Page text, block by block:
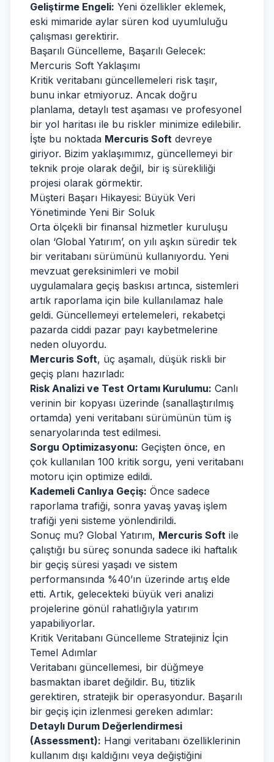
Geliştirme Engeli: Yeni özellikler eklemek,
eski mimaride aylar süren kod uyumluluğu
çalışması gerektirir.
Başarılı Güncelleme, Başarılı Gelecek:
Mercuris Soft Yaklaşımı
Kritik veritabanı güncellemeleri risk taşır,
bunu inkar etmiyoruz. Ancak doğru
planlama, detaylı test aşaması ve profesyonel
bir yol haritası ile bu riskler minimize edilebilir.
İşte bu noktada Mercuris Soft devreye
giriyor. Bizim yaklaşımımız, güncellemeyi bir
teknik proje olarak değil, bir iş sürekliliği
projesi olarak görmektir.
Müşteri Başarı Hikayesi: Büyük Veri
Yönetiminde Yeni Bir Soluk
Orta ölçekli bir finansal hizmetler kuruluşu
olan ‘Global Yatırım’, on yılı aşkın süredir tek
bir veritabanı sürümünü kullanıyordu. Yeni
mevzuat gereksinimleri ve mobil
uygulamalara geçiş baskısı artınca, sistemleri
artık raporlama için bile kullanılamaz hale
geldi. Güncellemeyi ertelemeleri, rekabetçi
pazarda ciddi pazar payı kaybetmelerine
neden oluyordu.
Mercuris Soft, üç aşamalı, düşük riskli bir
geçiş planı hazırladı:
Risk Analizi ve Test Ortamı Kurulumu: Canlı
verinin bir kopyası üzerinde (sanallaştırılmış
ortamda) yeni veritabanı sürümünün tüm iş
senaryolarında test edilmesi.
Sorgu Optimizasyonu: Geçişten önce, en
çok kullanılan 100 kritik sorgu, yeni veritabanı
motoru için optimize edildi.
Kademeli Canlıya Geçiş: Önce sadece
raporlama trafiği, sonra yavaş yavaş işlem
trafiği yeni sisteme yönlendirildi.
Sonuç mu? Global Yatırım, Mercuris Soft ile
çalıştığı bu süreç sonunda sadece iki haftalık
bir geçiş süresi yaşadı ve sistem
performansında %40’ın üzerinde artış elde
etti. Artık, gelecekteki büyük veri analizi
projelerine gönül rahatlığıyla yatırım
yapabiliyorlar.
Kritik Veritabanı Güncelleme Stratejiniz İçin
Temel Adımlar
Veritabanı güncellemesi, bir düğmeye
basmaktan ibaret değildir. Bu, titizlik
gerektiren, stratejik bir operasyondur. Başarılı
bir geçiş için izlenmesi gereken adımlar:
Detaylı Durum Değerlendirmesi
(Assessment): Hangi veritabanı özelliklerinin
kullanım dışı kaldığını veya değiştiğini